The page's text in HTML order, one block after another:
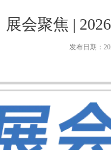
展会聚焦 |
发布日期：